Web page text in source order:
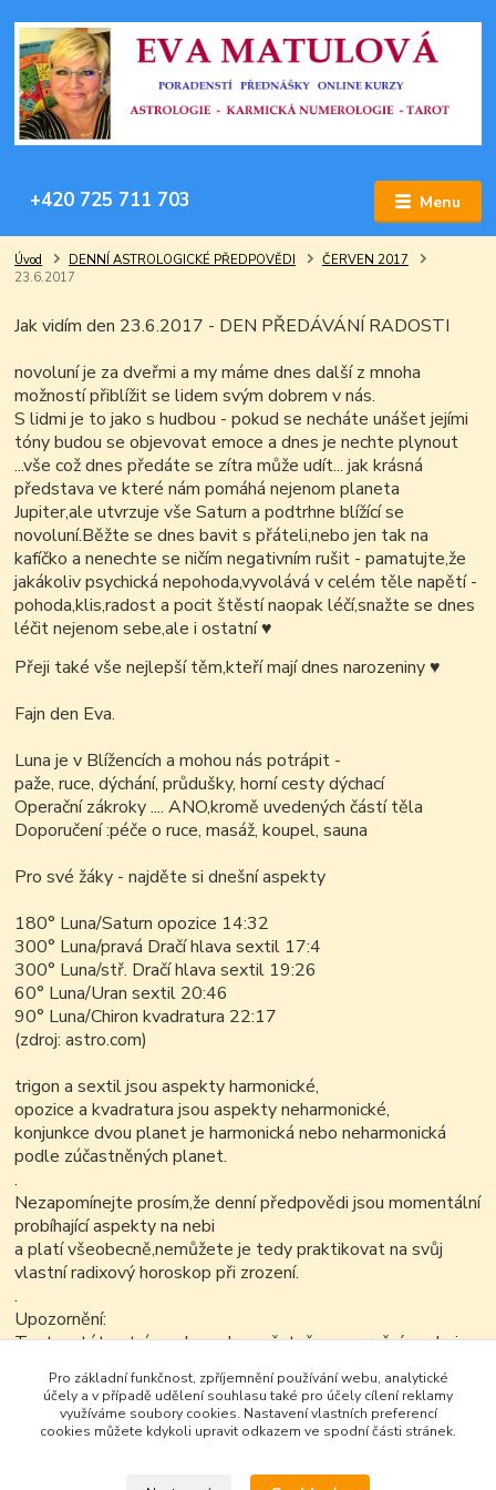
Menu
+420 725 711 703
Úvod DENNÍ ASTROLOGICKÉ PŘEDPOVĚDI
ČERVEN 2017
23.6.2017
Jak vidím den 23.6.2017 - DEN PŘEDÁVÁNÍ RADOSTI
novoluní je za dveřmi a my máme dnes další z mnoha
možností přiblížit se lidem svým dobrem v nás.
S lidmi je to jako s hudbou - pokud se necháte unášet jejími
tóny budou se objevovat emoce a dnes je nechte plynout
...vše což dnes předáte se zítra může udít... jak krásná
představa ve které nám pomáhá nejenom planeta
Jupiter,ale utvrzuje vše Saturn a podtrhne blížící se
novoluní.Běžte se dnes bavit s přáteli,nebo jen tak na
kafíčko a nenechte se ničím negativním rušit - pamatujte,že
jakákoliv psychická nepohoda,vyvolává v celém těle napětí -
pohoda,klis,radost a pocit štěstí naopak léčí,snažte se dnes
léčit nejenom sebe,ale i ostatní♥
Přeji také vše nejlepší těm,kteří mají dnes narozeniny♥
Fajn den Eva.
Luna je v Blížencích a mohou nás potrápit -
paže, ruce, dýchání, průdušky, horní cesty dýchací
Operační zákroky .... ANO,kromě uvedených částí těla
Doporučení :péče o ruce, masáž, koupel, sauna
Pro své žáky - najděte si dnešní aspekty
180° Luna/Saturn opozice 14:32
300° Luna/pravá Dračí hlava sextil 17:4
300° Luna/stř. Dračí hlava sextil 19:26
60° Luna/Uran sextil 20:46
90° Luna/Chiron kvadratura 22:17
(zdroj: astro.com)
trigon a sextil jsou aspekty harmonické,
opozice a kvadratura jsou aspekty neharmonické,
konjunkce dvou planet je harmonická nebo neharmonická
podle zúčastněných planet.
.
Nezapomínejte prosím,že denní předpovědi jsou momentální
probíhající aspekty na nebi
a platí všeobecně,nemůžete je tedy praktikovat na svůj
vlastní radixový horoskop při zrození.
.
Upozornění:
Text na této stránce ,horoskop včetně upozornění a zdroje
je možné v nezkrácené a neupravené podobě dále kopírovat
nekomerčním
způsobem..
Pro základní funkčnost, zpříjemnění používání webu, analytické
účely a v případě udělení souhlasu také pro účely cílení reklamy
využíváme soubory cookies. Nastavení vlastních preferencí
cookies můžete kdykoli upravit odkazem ve spodní části stránek.